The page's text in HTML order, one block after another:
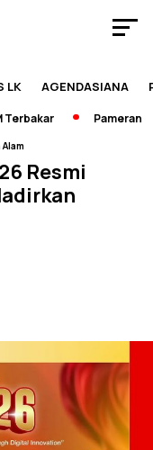
LK AGENDASIANA
Pameran
Resmi